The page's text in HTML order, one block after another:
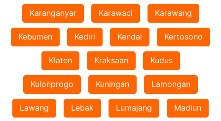
Karanganyar Karawaci Karawang
Kebumen Kediri Kendal Kertosono
Klaten Kraksaan Kudus
Kulonprogo Kuningan Lamongan
Lawang Lebak Lumajang Madiun